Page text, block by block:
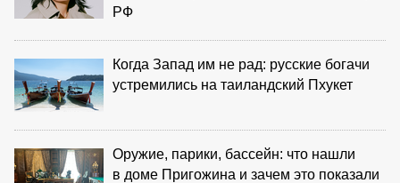
РФ
Когда Запад им не рад: русские богачи
устремились на таиландский Пхукет
Оружие, парики, бассейн: что нашли
в доме Пригожина и зачем это показали